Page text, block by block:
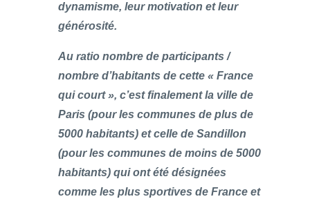
dynamisme, leur motivation et leur
générosité.
Au ratio nombre de participants /
nombre d’habitants de cette « France
qui court », c’est finalement la ville de
Paris (pour les communes de plus de
5000 habitants) et celle de Sandillon
(pour les communes de moins de 5000
habitants) qui ont été désignées
comme les plus sportives de France et